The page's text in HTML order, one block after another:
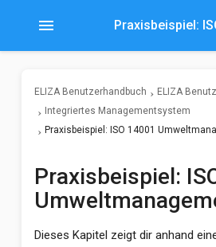
menu Praxisbeispiel:
ELIZA Benutzerhandbuch
ELIZA
Integriertes Managementsystem
Praxisbeispiel: ISO 14001
Praxisbeispiel:
Dieses Kapitel zeigt dir anhand